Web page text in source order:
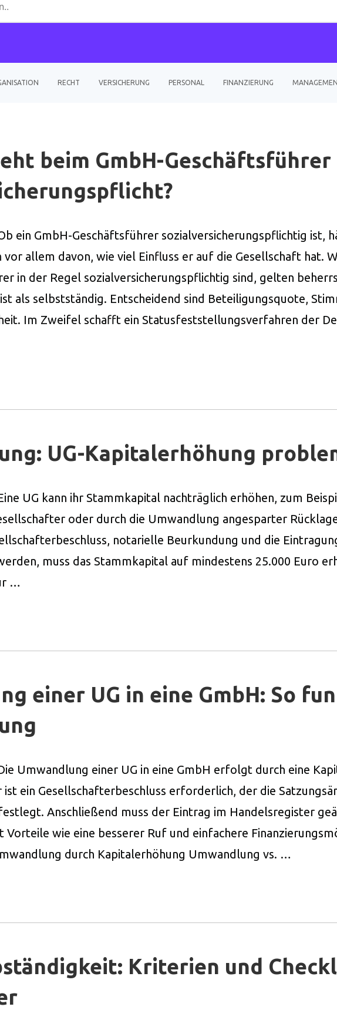
RECHT VERSICHERUNG PERSONAL FINANZIERUNG
beim GmbH-Geschäftsführer
ein GmbH-Geschäftsführer sozialversicherungspflichtig ist,
vor allem davon, wie viel Einfluss er auf die Gesellschaft hat.
in der Regel sozialversicherungspflichtig sind, gelten
als selbstständig. Entscheidend sind Beteiligungsquote,
Im Zweifel schafft ein Statusfeststellungsverfahren der
UG-Kapitalerhöhung
UG kann ihr Stammkapital nachträglich erhöhen, zum
oder durch die Umwandlung angesparter
notarielle Beurkundung und die
muss das Stammkapital auf mindestens 25.000 Euro
…
einer UG in eine GmbH: So
Umwandlung einer UG in eine GmbH erfolgt durch eine
ein Gesellschafterbeschluss erforderlich, der die
Anschließend muss der Eintrag im Handelsregister
wie eine besserer Ruf und einfachere
durch Kapitalerhöhung Umwandlung vs. …
Kriterien und